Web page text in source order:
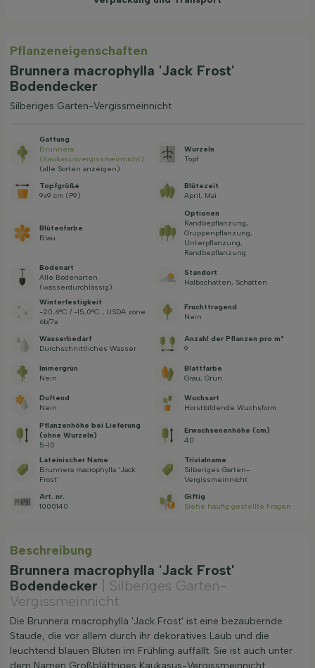
Pflanzeneigenschaften
Brunnera macrophylla 'Jack Frost'
Bodendecker
Silberiges Garten-Vergissmeinnicht
Gattung
Brunnera
(Kaukasusvergissmeinnicht)
(alle Sorten anzeigen)
Wurzeln
Topf
Topfgröße
9x9 cm (P9)
Blütezeit
April, Mai
Blütenfarbe
Blau
Optionen
Randbepflanzung,
Gruppenpflanzung,
Unterpflanzung,
Randbepflanzung
Bodenart
Alle Bodenarten
(wasserdurchlässig)
Standort
Halbschatten, Schatten
Winterfestigkeit
-20,6°C / -15,0°C , USDA zone
6b/7a
Fruchttragend
Nein
Wasserbedarf
Durchschnittliches Wasser
Anzahl der Pflanzen pro m²
9
Immergrün
Nein
Blattfarbe
Grau, Grün
Duftend
Nein
Wuchsart
Horstbildende Wuchsform
Pflanzenhöhe bei Lieferung
(ohne Wurzeln)
5-10
Erwachsenenhöhe (cm)
40
Lateinischer Name
Brunnera macrophylla 'Jack
Frost'
Trivialname
Silberiges Garten-
Vergissmeinnicht
Art. nr.
1000140
Giftig
Siehe häufig gestellte Fragen
Beschreibung
Brunnera macrophylla 'Jack Frost'
Bodendecker
| Silberiges Garten-
Vergissmeinnicht
Die Brunnera macrophylla 'Jack Frost' ist eine bezaubernde
Staude, die vor allem durch ihr dekoratives Laub und die
leuchtend blauen Blüten im Frühling auffällt. Sie ist auch unter
dem Namen Großblättriges Kaukasus-Vergissmeinnicht